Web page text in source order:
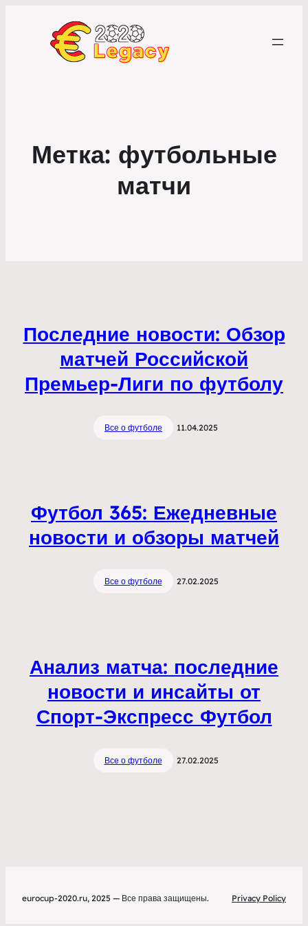
Метка: футбольные
матчи
Последние новости: Обзор
матчей Российской
Премьер-Лиги по футболу
Все о футболе 11.04.2025
Футбол 365: Ежедневные
новости и обзоры матчей
Все о футболе 27.02.2025
Анализ матча: последние
новости и инсайты от
Спорт-Экспресс Футбол
Все о футболе 27.02.2025
eurocup-2020.ru, 2025 — Все права защищены. Privacy Policy